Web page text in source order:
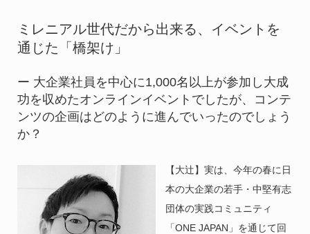
ミレニアル世代だから出来る、イベントを
通じた「橋架け」
ー 大企業社員を中心に1,000名以上が参加し大成
功を収めたオンラインイベントでしたが、コンテ
ンツの企画はどのように進んでいったのでしょう
か？
【大辻】実は、今年の春に日
本の大企業の若手・中堅有志
団体の実践コミュニティ
「ONE JAPAN」を通じて回